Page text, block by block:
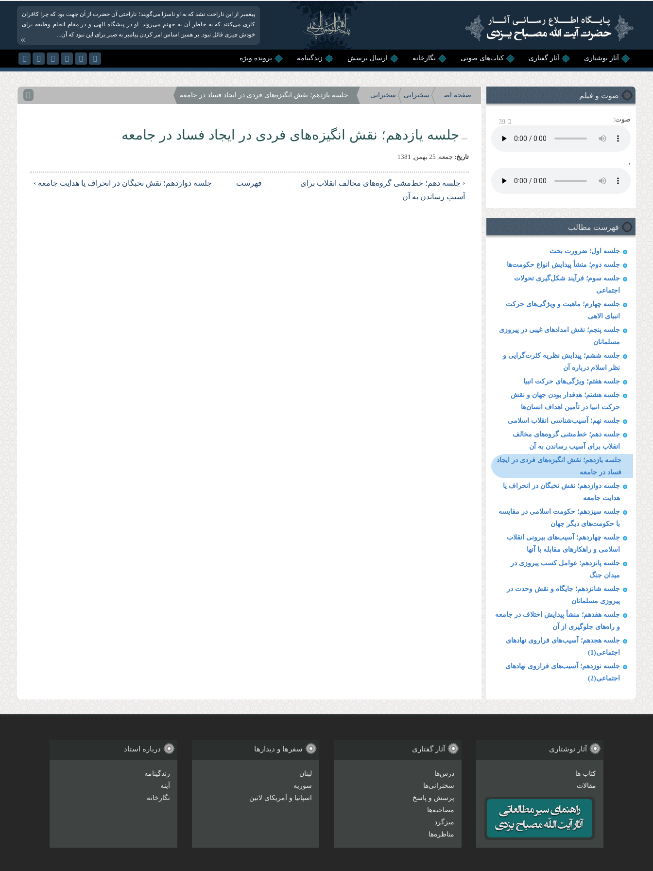
پیغمبر از این ناراحت نشد که به او ناسزا می‌گویند؛ ناراحتی آن حضرت از آن جهت بود که چرا كافران
کاری می‌کنند که به خاطر آن به جهنم می‌روند. او در پیشگاه الهی و در مقام انجام وظیفه برای
خودش چیزی قائل نبود. بر همین اساس امر كردن پیامبر به صبر برای این نبود كه آن...
»
آثار نوشتاری آثار گفتاری کتاب‌های صوتی نگارخانه ارسال پرسش زندگینامه پرونده ویژه
صوت و فیلم
صوت: 39
,
فهرست مطالب
جلسه اول؛ ضرورت بحث
جلسه دوم؛ منشأ پیدایش انواع حكومت‌ها
جلسه سوم؛ فرآیند شكل‌گیری تحولات
اجتماعی
جلسه چهارم؛ ماهیت و ویژگی‌‌های حركت
انبیای الاهی
جلسه پنجم؛ نقش امدادهای غیبی در پیروزی
مسلمانان
جلسه ششم؛ پیدایش نظریه كثرت‌گرایی و
نظر اسلام درباره آن
جلسه هفتم؛ ویژگی‌‌های حركت انبیا
جلسه هشتم؛ هدفدار بودن جهان و نقش
حركت انبیا در تأمین اهداف انسان‌ها
جلسه نهم؛ آسیب‌شناسی انقلاب اسلامی
جلسه دهم؛ خط‌مشی گروه‌های مخالف
انقلاب برای آسیب رساندن به آن
جلسه یازدهم؛ نقش انگیزه‌های فردی در ایجاد
فساد در جامعه
جلسه دوازدهم؛ نقش نخبگان در انحراف یا
هدایت جامعه
جلسه سیزدهم؛ حکومت اسلامی در مقایسه
با حکومت‌های دیگر جهان
جلسه چهاردهم؛ آسیب‌های بیرونی انقلاب
اسلامی و راهكارهای مقابله با آنها
جلسه پانزدهم؛ عوامل كسب پیروزی در
میدان جنگ
جلسه شانزدهم؛ جایگاه و نقش وحدت در
پیروزی مسلمانان
جلسه هفدهم؛ منشأ پیدایش اختلاف در جامعه
و راه‌های جلوگیری از آن
جلسه هجدهم؛ آسیب‌های فراروی نهادهای
اجتماعی(1)
جلسه نوزدهم؛ آسیب‌های فراروی نهادهای
اجتماعی(2)
صفحه اصلی سخنرانی سخنرانی‌های سال 82 جلسه یازدهم؛ نقش انگیزه‌های فردی در ایجاد فساد در جامعه
جلسه یازدهم؛ نقش انگیزه‌های فردی در ایجاد فساد در جامعه
تاریخ: جمعه, 25 بهمن, 1381
‹ جلسه دهم؛ خط‌مشی گروه‌های مخالف انقلاب برای
آسیب رساندن به آن
فهرست جلسه دوازدهم؛ نقش نخبگان در انحراف یا هدایت جامعه ›
آثار نوشتاری
کتاب ها
مقالات
آثار گفتاری
درس‌ها
سخنرانی‌ها
پرسش و پاسخ
مصاحبه‌ها
میزگرد
مناظره‌ها
سفرها و دیدارها
لبنان
سوریه
اسپانیا و آمریکای لاتین
درباره استاد
زندگینامه
آینه
نگارخانه